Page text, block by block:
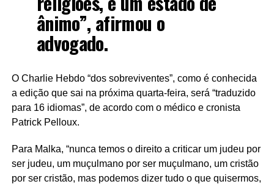
ânimo”, afirmou o
advogado.
O Charlie Hebdo “dos sobreviventes”, como é conhecida
a edição que sai na próxima quarta-feira, será “traduzido
para 16 idiomas”, de acordo com o médico e cronista
Patrick Pelloux.
Para Malka, “nunca temos o direito a criticar um judeu por
ser judeu, um muçulmano por ser muçulmano, um cristão
por ser cristão, mas podemos dizer tudo o que quisermos,